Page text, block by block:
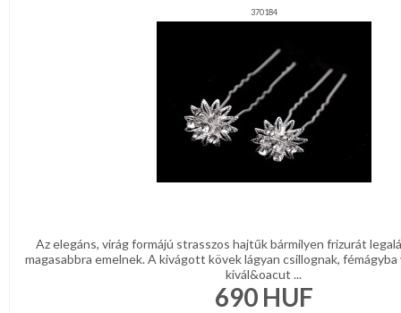
370184
Az elegáns, virág formájú strasszos hajtűk bármilyen frizurát
magasabbra emelnek. A kivágott kövek lágyan csillognak,
kivál&oacut ...
690HUF